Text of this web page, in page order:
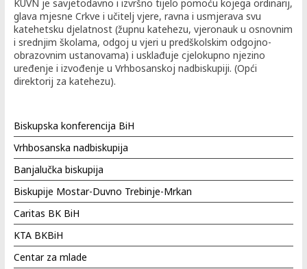
KUVN je savjetodavno i izvršno tijelo pomoću kojega ordinarij,
glava mjesne Crkve i učitelj vjere, ravna i usmjerava svu
katehetsku djelatnost (župnu katehezu, vjeronauk u osnovnim
i srednjim školama, odgoj u vjeri u predškolskim odgojno-
obrazovnim ustanovama) i usklađuje cjelokupno njezino
uređenje i izvođenje u Vrhbosanskoj nadbiskupiji. (Opći
direktorij za katehezu).
Biskupska konferencija BiH
Vrhbosanska nadbiskupija
Banjalučka biskupija
Biskupije Mostar-Duvno Trebinje-Mrkan
Caritas BK BiH
KTA BKBiH
Centar za mlade